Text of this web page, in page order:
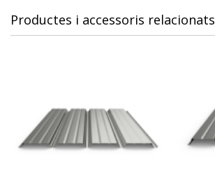
Productes i accessoris relacionats